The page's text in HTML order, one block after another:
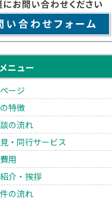
ニュー
ージ
特徴
の流れ
・同行サービス
用
介・挨拶
の流れ